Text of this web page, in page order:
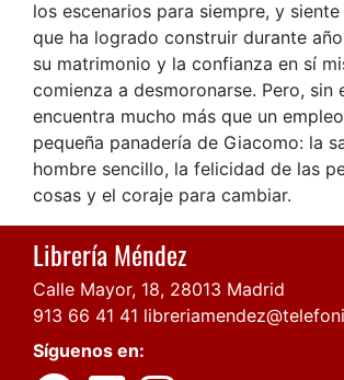
los escenarios para siempre, y
que ha logrado construir durante
su matrimonio y la confianza en sí
comienza a desmoronarse. Pero, sin
encuentra mucho más que un
pequeña panadería de Giacomo: la
hombre sencillo, la felicidad de las
cosas y el coraje para cambiar.
Librería Méndez
Calle Mayor, 18, 28013 Madrid
913 66 41 41
Síguenos en: